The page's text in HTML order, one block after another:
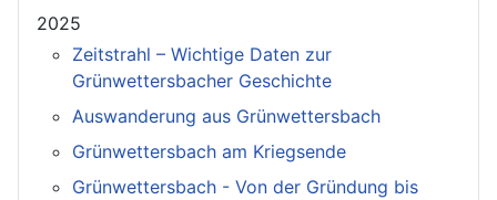
2025
Zeitstrahl – Wichtige Daten zur
Grünwettersbacher Geschichte
Auswanderung aus Grünwettersbach
Grünwettersbach am Kriegsende
Grünwettersbach - Von der Gründung bis